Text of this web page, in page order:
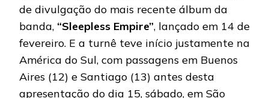
de divulgação do mais recente álbum da
banda, “Sleepless Empire”, lançado em 14 de
fevereiro. E a turnê teve início justamente na
América do Sul, com passagens em Buenos
Aires (12) e Santiago (13) antes desta
apresentação do dia 15, sábado, em São